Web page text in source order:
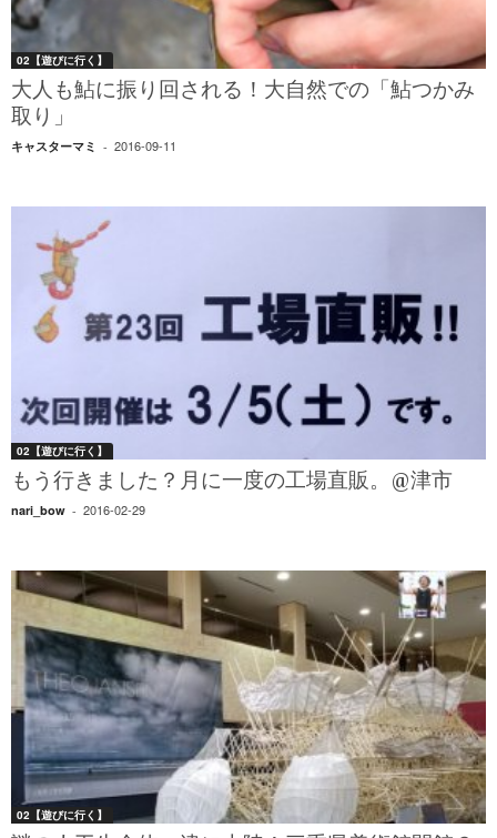
02【遊びに行く】
大人も鮎に振り回される！大自然での「鮎つかみ
取り」
キャスターマミ - 2016-09-11
02【遊びに行く】
もう行きました？月に一度の工場直販。@津市
nari_bow - 2016-02-29
02【遊びに行く】